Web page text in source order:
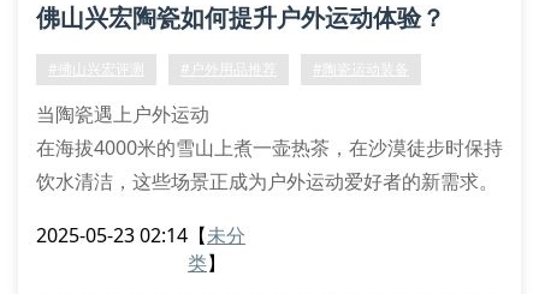
佛山兴宏陶瓷如何提升户外运动体验？
#佛山兴宏评测 #户外用品推荐 #陶瓷运动装备
当陶瓷遇上户外运动
在海拔4000米的雪山上煮一壶热茶，在沙漠徒步时保持
饮水清洁，这些场景正成为户外运动爱好者的新需求。
极端环境下展现惊人性能。经实验室测试，其陶瓷炊具
2025-05-23 02:14 【未分
类】